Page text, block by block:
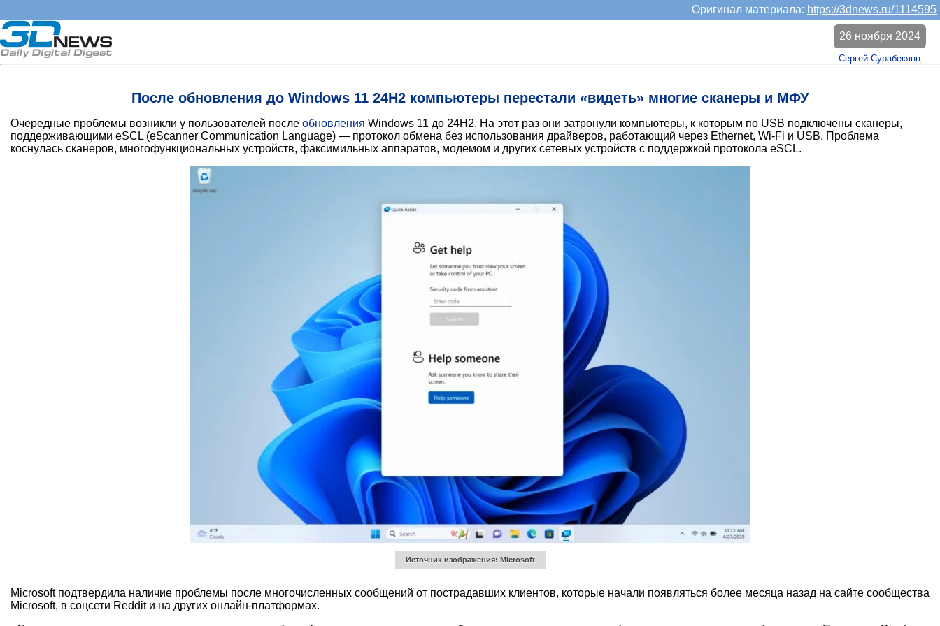
Оригинал материала: https://3dnews.ru/1114595
После обновления до Windows 11 24H2 компьютеры перестали «видеть» многие сканеры и МФУ
26 ноября 2024
Сергей Сурабекянц
Очередные проблемы возникли у пользователей после обновления Windows 11 до 24H2. На этот раз они затронули компьютеры, к которым по USB подключены сканеры,
поддерживающими eSCL (eScanner Communication Language) — протокол обмена без использования драйверов, работающий через Ethernet, Wi-Fi и USB. Проблема
коснулась сканеров, многофункциональных устройств, факсимильных аппаратов, модемом и других сетевых устройств с поддержкой протокола eSCL.
Источник изображения: Microsoft
Microsoft подтвердила наличие проблемы после многочисленных сообщений от пострадавших клиентов, которые начали появляться более месяца назад на сайте сообщества
Microsoft, в соцсети Reddit и на других онлайн-платформах.